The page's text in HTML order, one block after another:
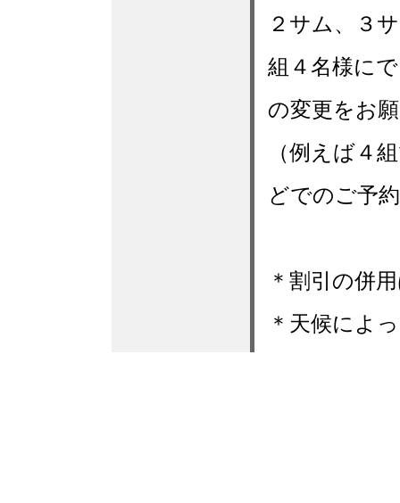
２サム、３
組４名様に
の変更をお
（例えば４
どでのご予
＊割引の併
＊天候によ